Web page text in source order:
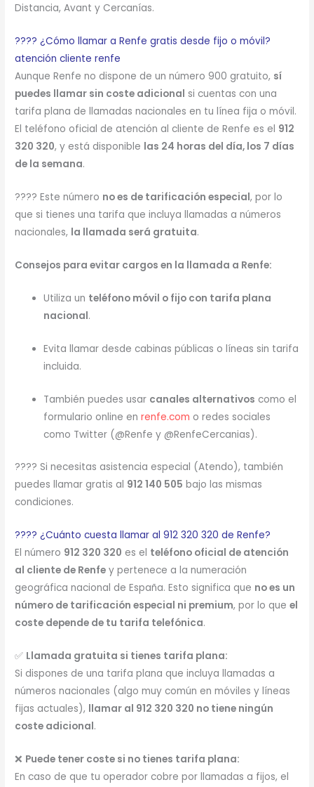
Distancia, Avant y Cercanías.
???? ¿Cómo llamar a Renfe gratis desde fijo o móvil?
atención cliente renfe
Aunque Renfe no dispone de un número 900 gratuito, sí
puedes llamar sin coste adicional si cuentas con una
tarifa plana de llamadas nacionales en tu línea fija o móvil.
El teléfono oficial de atención al cliente de Renfe es el 912
320 320, y está disponible las 24 horas del día, los 7 días
de la semana.
???? Este número no es de tarificación especial, por lo
que si tienes una tarifa que incluya llamadas a números
nacionales, la llamada será gratuita.
Consejos para evitar cargos en la llamada a Renfe:
Utiliza un teléfono móvil o fijo con tarifa plana
nacional.
Evita llamar desde cabinas públicas o líneas sin tarifa
incluida.
También puedes usar canales alternativos como el
formulario online enrenfe.com o redes sociales
como Twitter (@Renfe y @RenfeCercanias).
???? Si necesitas asistencia especial (Atendo), también
puedes llamar gratis al 912 140 505 bajo las mismas
condiciones.
???? ¿Cuánto cuesta llamar al 912 320 320 de Renfe?
El número 912 320 320 es el teléfono oficial de atención
al cliente de Renfe y pertenece a la numeración
geográfica nacional de España. Esto significa que no es un
número de tarificación especial ni premium, por lo queel
coste depende de tu tarifa telefónica.
✅ Llamada gratuita si tienes tarifa plana:
Si dispones de una tarifa plana que incluya llamadas a
números nacionales (algo muy común en móviles y líneas
fijas actuales), llamar al 912 320 320 no tiene ningún
coste adicional.
❌ Puede tener coste si no tienes tarifa plana:
En caso de que tu operador cobre por llamadas a fijos, el